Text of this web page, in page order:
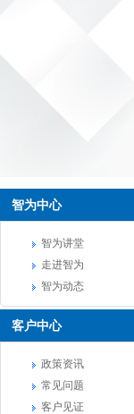
智为中心
智为讲堂
走进智为
智为动态
客户中心
政策资讯
常见问题
客户见证